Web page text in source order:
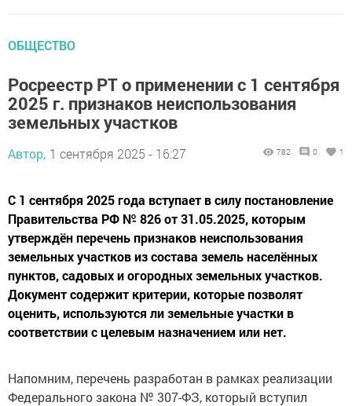
ОБЩЕСТВО
Росреестр РТ о применении с 1 сентября
2025 г. признаков неиспользования
земельных участков
Автор, 1 сентября 2025 - 16:27 782 0 1
С 1 сентября 2025 года вступает в силу постановление
Правительства РФ № 826 от 31.05.2025, которым
утверждён перечень признаков неиспользования
земельных участков из состава земель населённых
пунктов, садовых и огородных земельных участков.
Документ содержит критерии, которые позволят
оценить, используются ли земельные участки в
соответствии с целевым назначением или нет.
Напомним, перечень разработан в рамках реализации
Федерального закона № 307-ФЗ, который вступил